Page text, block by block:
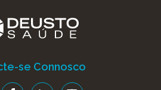
se Connosco